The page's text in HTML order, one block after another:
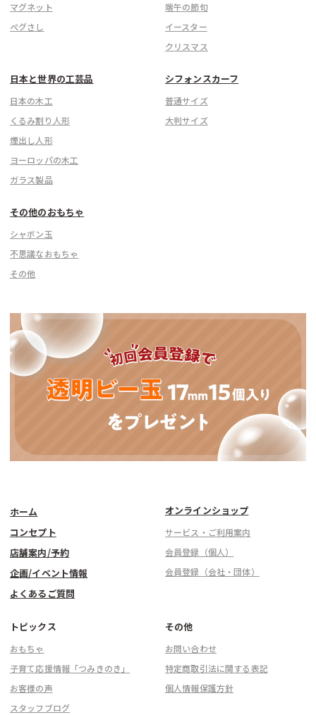
マグネット
ぺグさし
端午の節句
イースター
クリスマス
日本と世界の工芸品
日本の木工
くるみ割り人形
煙出し人形
ヨーロッパの木工
ガラス製品
シフォンスカーフ
普通サイズ
大判サイズ
その他のおもちゃ
シャボン玉
不思議なおもちゃ
その他
ホーム
コンセプト
店舗案内/予約
企画/イベント情報
よくあるご質問
オンラインショップ
サービス・ご利用案内
会員登録（個人）
会員登録（会社・団体）
トピックス
おもちゃ
子育て応援情報「つみきのき」
お客様の声
スタッフブログ
その他
お問い合わせ
特定商取引法に関する表記
個人情報保護方針